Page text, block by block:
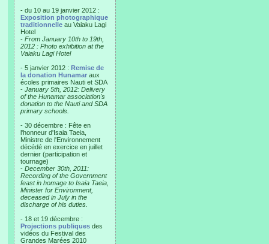
- du 10 au 19 janvier 2012 :
Exposition photographique
traditionnelle au Vaiaku Lagi
Hotel
- From January 10th to 19th,
2012 : Photo exhibition at the
Vaiaku Lagi Hotel
- 5 janvier 2012 : Remise de
la donation Hunamar aux
écoles primaires Nauti et SDA
- January 5th, 2012: Delivery
of the Hunamar association's
donation to the Nauti and SDA
primary schools.
- 30 décembre : Fête en
l'honneur d'Isaia Taeia,
Ministre de l'Environnement
décédé en exercice en juillet
dernier (participation et
tournage)
- December 30th, 2011:
Recording of the Government
feast in homage to Isaia Taeia,
Minister for Environment,
deceased in July in the
discharge of his duties.
- 18 et 19 décembre :
Projections publiques des
vidéos du Festival des
Grandes Marées 2010